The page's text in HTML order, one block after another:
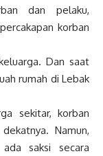
dan pelaku,
korban
Dan saat
rumah di Lebak
sekitar, korban
Namun,
saksi secara